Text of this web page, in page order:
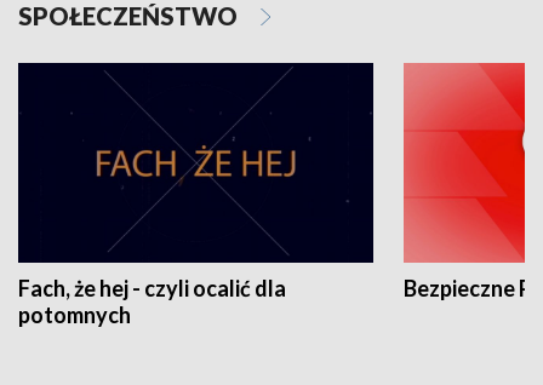
SPOŁECZEŃSTWO
Fach, że hej - czyli ocalić dla
potomnych
Bezpieczne